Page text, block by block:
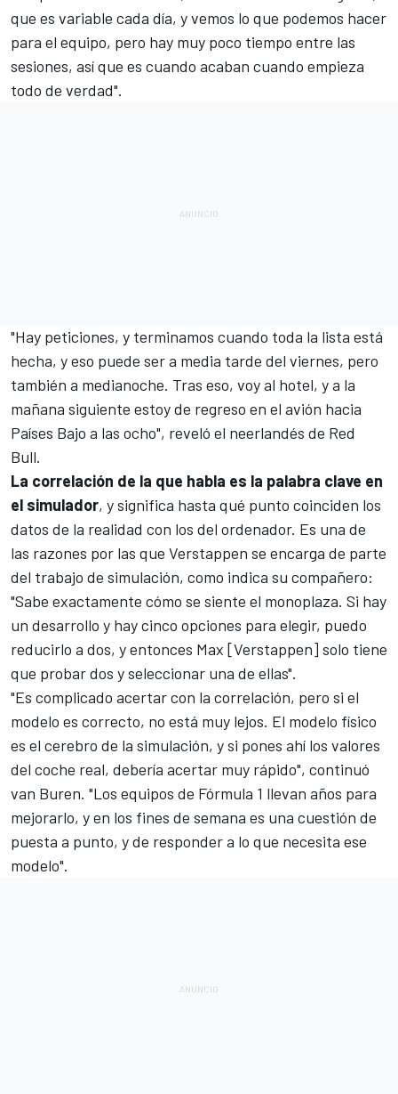
que es variable cada día, y vemos lo que podemos hacer
para el equipo, pero hay muy poco tiempo entre las
sesiones, así que es cuando acaban cuando empieza
todo de verdad".
"Hay peticiones, y terminamos cuando toda la lista está
hecha, y eso puede ser a media tarde del viernes, pero
también a medianoche. Tras eso, voy al hotel, y a la
mañana siguiente estoy de regreso en el avión hacia
Países Bajo a las ocho", reveló el neerlandés de Red
Bull.
La correlación de la que habla es la palabra clave en
el simulador, y significa hasta qué punto coinciden los
datos de la realidad con los del ordenador. Es una de
las razones por las que Verstappen se encarga de parte
del trabajo de simulación, como indica su compañero:
"Sabe exactamente cómo se siente el monoplaza. Si hay
un desarrollo y hay cinco opciones para elegir, puedo
reducirlo a dos, y entonces Max [Verstappen] solo tiene
que probar dos y seleccionar una de ellas".
"Es complicado acertar con la correlación, pero si el
modelo es correcto, no está muy lejos. El modelo físico
es el cerebro de la simulación, y si pones ahí los valores
del coche real, debería acertar muy rápido", continuó
van Buren. "Los equipos de Fórmula 1 llevan años para
mejorarlo, y en los fines de semana es una cuestión de
puesta a punto, y de responder a lo que necesita ese
modelo".